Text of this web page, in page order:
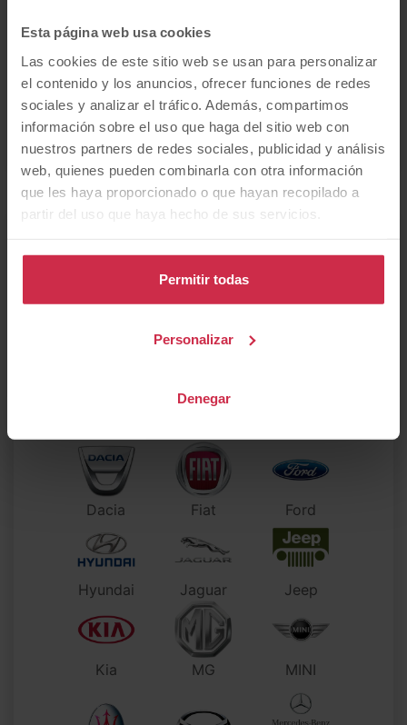
Esta página web usa cookies
Las cookies de este sitio web se usan para personalizar
el contenido y los anuncios, ofrecer funciones de redes
sociales y analizar el tráfico. Además, compartimos
información sobre el uso que haga del sitio web con
nuestros partners de redes sociales, publicidad y análisis
web, quienes pueden combinarla con otra información
que les haya proporcionado o que hayan recopilado a
partir del uso que haya hecho de sus servicios.
Permitir todas
Personalizar
Denegar
descapotable autocaravana coupé
Eléctrico automático
Audi
Dacia Fiat Ford
Hyundai Jaguar Jeep
Kia MG MINI